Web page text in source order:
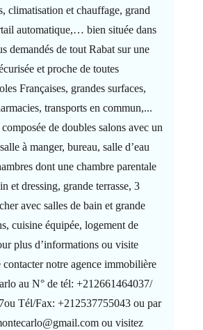
climatisation et chauffage, grand
automatique,… bien située dans
demandés de tout Rabat sur une
et proche de toutes
Françaises, grandes surfaces,
transports en commun,...
de doubles salons avec un
à manger, bureau, salle d’eau
dont une chambre parentale
et dressing, grande terrasse, 3
avec salles de bain et grande
cuisine équipée, logement de
plus d’informations ou visite
contacter notre agence immobilière
au N° de tél: +212661464037/
Tél/Fax: +212537755043 ou par
ou visitez